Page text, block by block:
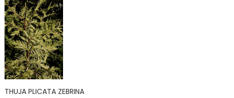
THUJA PLICATA ZEBRINA